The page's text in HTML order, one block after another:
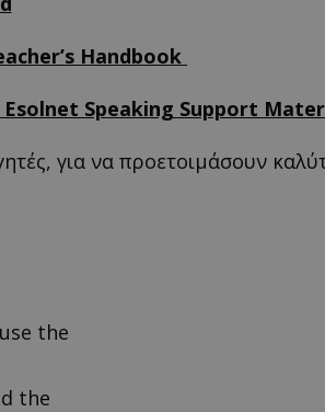
Handbook
Speaking Support
για να προετοιμάσουν
the
the